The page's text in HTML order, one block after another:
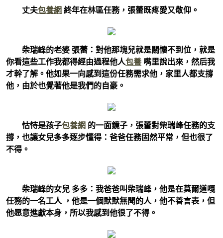
丈夫包養網 終年在林區任務，張蕾既疼愛又敬仰。
柴瑞峰的老婆 張蕾：對他那塊兒就是關懷不到位，就是
你看這些工作我都得經由過程他人包養 嘴里說出來，然后我
才幹了解。他如果一向感到這份任務需求他，家里人都支撐
他，由於也覺著他是我們的自豪。
怙恃是孩子包養網 的一面鏡子，張蕾對柴瑞峰任務的支
撐，也讓女兒多多逐步懂得：爸爸任務固然平常，但也很了
不得。
柴瑞峰的女兒 多多：我爸爸叫柴瑞峰，他是在莫爾道嘎
任務的一名工人 ，他是一個默默無聞的人，他不善言表，但
他愿意進獻本身，所以我感到他很了不得。